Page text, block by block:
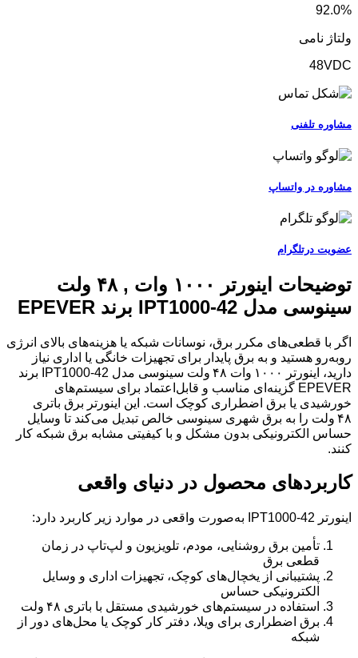
92.0%
ولتاژ نامی
48VDC
مشاوره تلفنی
مشاوره در واتساپ
عضویت درتلگرام
توضیحات اینورتر ۱۰۰۰ وات , ۴۸ ولت
سینوسی مدل IPT1000-42 برند EPEVER
اگر با قطعی‌های مکرر برق، نوسانات شبکه یا هزینه‌های بالای انرژی
روبه‌رو هستید و به برق پایدار برای تجهیزات خانگی یا اداری نیاز
دارید، اینورتر ۱۰۰۰ وات ۴۸ ولت سینوسی مدل IPT1000‑42 برند
EPEVER گزینه‌ای مناسب و قابل‌اعتماد برای سیستم‌های
خورشیدی یا برق اضطراری کوچک است. این اینورتر برق باتری
۴۸ ولت را به برق شهری سینوسی خالص تبدیل می‌کند تا وسایل
حساس الکترونیکی بدون مشکل و با کیفیتی مشابه برق شبکه کار
کنند.
کاربردهای محصول در دنیای واقعی
اینورتر IPT1000‑42 به‌صورت واقعی در موارد زیر کاربرد دارد:
تأمین برق روشنایی، مودم، تلویزیون و لپ‌تاپ در زمان
قطعی برق
پشتیبانی از یخچال‌های کوچک، تجهیزات اداری و وسایل
الکترونیکی حساس
استفاده در سیستم‌های خورشیدی مستقل با باتری ۴۸ ولت
برق اضطراری برای ویلا، دفتر کار کوچک یا محل‌های دور از
شبکه